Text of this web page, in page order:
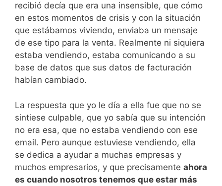
recibió decía que era una insensible, que cómo
en estos momentos de crisis y con la situación
que estábamos viviendo, enviaba un mensaje
de ese tipo para la venta. Realmente ni siquiera
estaba vendiendo, estaba comunicando a su
base de datos que sus datos de facturación
habían cambiado.
La respuesta que yo le día a ella fue que no se
sintiese culpable, que yo sabía que su intención
no era esa, que no estaba vendiendo con ese
email. Pero aunque estuviese vendiendo, ella
se dedica a ayudar a muchas empresas y
muchos empresarios, y que precisamente ahora
es cuando nosotros tenemos que estar más